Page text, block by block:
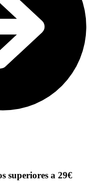
superiores a 29€